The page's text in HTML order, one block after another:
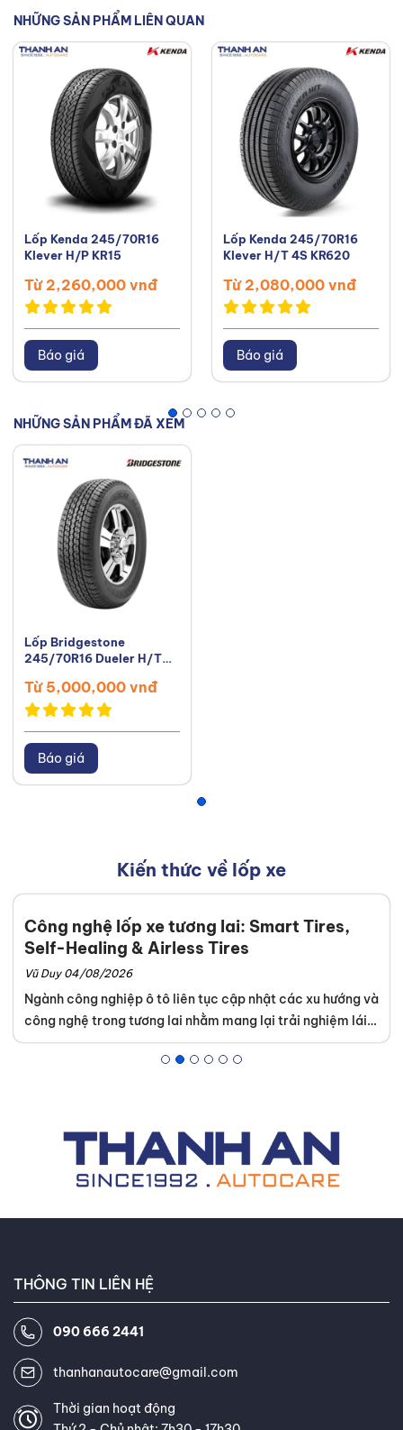
NHỮNG SẢN PHẨM LIÊN QUAN
Lốp Kenda 245/70R16
Klever H/P KR15
Từ 2,260,000 vnđ
Báo giá
Lốp Kenda 245/70R16
Klever H/T 4S KR620
Từ 2,080,000 vnđ
Báo giá
NHỮNG SẢN PHẨM ĐÃ XEM
Lốp Bridgestone
245/70R16 Dueler H/T
Từ 5,000,000 vnđ
Báo giá
Kiến thức về lốp xe
Công nghệ lốp xe tương lai: Smart Tires,
Self-Healing & Airless Tires
Vũ Duy 04/08/2026
Ngành công nghiệp ô tô liên tục cập nhật các xu hướng và
công nghệ trong tương lai nhằm mang lại trải nghiệm lái
xe an toàn tuyệt đối. Khách hàng dễ dàng tìm thấy những
dòng sản phẩm tích hợp kỹ thuật cao tại hệ thống của
ngân sách bảo dưỡng dài hạn.
THÔNG TIN LIÊN HỆ
090 666 2441
thanhanautocare@gmail.com
Thời gian hoạt động